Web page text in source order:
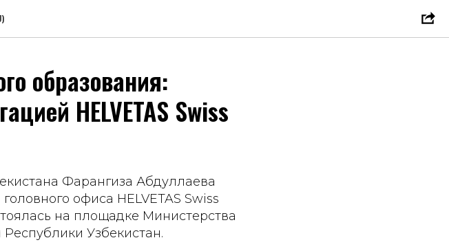
образования:
HELVETAS Swiss
Фарангиза Абдуллаева
офиса HELVETAS Swiss
на площадке Министерства
Узбекистан.